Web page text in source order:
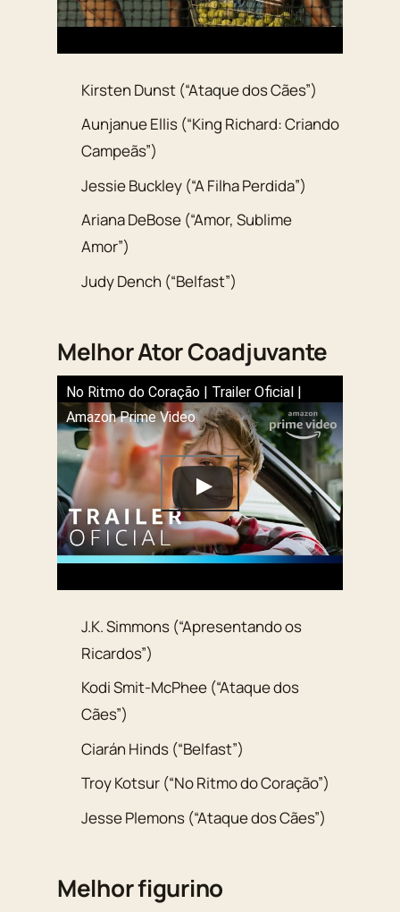
Kirsten Dunst (“Ataque dos Cães”)
Aunjanue Ellis (“King Richard: Criando
Campeãs”)
Jessie Buckley (“A Filha Perdida”)
Ariana DeBose (“Amor, Sublime
Amor”)
Judy Dench (“Belfast”)
Melhor Ator Coadjuvante
No Ritmo do Coração | Trailer Oficial |
Amazon Prime Video
J.K. Simmons (“Apresentando os
Ricardos”)
Kodi Smit-McPhee (“Ataque dos
Cães”)
Ciarán Hinds (“Belfast”)
Troy Kotsur (“No Ritmo do Coração”)
Jesse Plemons (“Ataque dos Cães”)
Melhor figurino